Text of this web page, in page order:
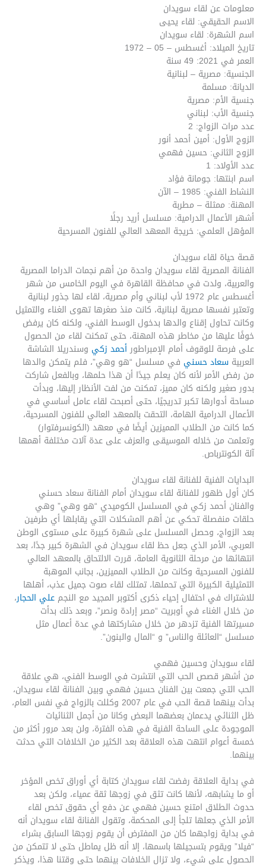
معلومات عن لقاء سويدان
الاسم الحقيقي: لقاء يحيى
اسم الشهرة: لقاء سويدان
تاريخ الميلاد: أغسطس – 05 – 1972
العمر في 2021: 49 سنة
الجنسية: مصرية – لبنانية
الديانة: مسلمة
جنسية الأم: مصرية
جنسية الأب: لبناني
عدد مرات الزواج: 2
الزوج الأول: أمين أحمد أنور
الزوج الثاني: حسين فهمي
عدد الأولاد: 1
اسم ابنتها: جومانة فؤاد
النشاط الفني: 1985 – الآن
المهنة: ممثلة – مطربة
أشهر الأعمال الدرامية: مسلسل أريد رجلًا
المؤهل العلمي: خريجة المعهد العالي للفنون المسرحية
قصة حياة لقاء سويدان
الفنانة المصرية لقاء سويدان واحدة من أهم نجمات الدراما المصرية
والعربية، ولدت في محافظة القاهرة في اليوم الخامس من شهر
أغسطس عام 1972 لأب لبناني وأم مصرية، لقاء لها جذور لبنانية
وتعتبر نفسها مصرية لبنانية، كانت منذ صغرها تهوى الغناء والتمثيل
وكانت تحاول إقناع والدها بدخول الوسط الفني، ولكنه كان يرفض
خوفًا عليها من مخاطر هذه المهنة، حتى تمكنت لقاء من الحصول
على فرصة للوقوف أمام الإمبراطور أحمد زكي وسندريلا الشاشة
العربية سعاد حسني في مسلسل “هو وهي”، فلم يتمكن والدها
من رفض الأمر لأنه كان يعلم جيدًا أن هذا حلمها، وبالفعل شاركت
بدور صغير ولكنه كان مميز، تمكنت من لفت الأنظار إليها، وبدأت
مساحة أدوارها تكبر تدريجيًا، حتى أصبحت لقاء عامل أساسي في
الأعمال الدرامية الهامة، التحقت بالمعهد العالي للفنون المسرحية،
كما كانت من الطلاب المميزين أيضًا في معهد (الكونسرفتوار)
وتعلمت من خلاله الموسيقى والعزف على عدة آلات مختلفة أهمها
آلة الكونترباص.
البدايات الفنية للفنانة لقاء سويدان
كان أول ظهور للفنانة لقاء سويدان أمام الفنانة سعاد حسني
والفنان أحمد زكي في المسلسل الكوميدي “هو وهي” وهي
حلقات منفصلة تحكي عن أهم المشكلات التي يقابلها أي طرفين
بعد الزواج، وحصل المسلسل على شهرة كبيرة على مستوى الوطن
العربي، الأمر الذي جعل حظ لقاء سويدان في الشهرة كبير جدًا، بعد
انتهائها من مرحلة الثانوية العامة، قررت الالتحاق بالمعهد العالي
للفنون المسرحية وكانت من الطلاب المميزين، بجانب الموهبة
التمثيلية الكبيرة التي تحملها، تمتلك لقاء صوت جميل عذب، أهلها
للاشتراك في احتفال إحياء ذكرى أكتوبر المجيد مع النجم علي الحجار،
من خلال الغناء في أوبريت “مصر إرادة ونصر”، وبعد ذلك بدأت
مسيرتها الفنية تزدهر من خلال مشاركتها في عدة أعمال مثل
مسلسل “العائلة والناس” و “المال والبنون”.
لقاء سويدان وحسين فهمي
من أشهر قصص الحب التي انتشرت في الوسط الفني، هي علاقة
الحب التي جمعت بين الفنان حسين فهمي وبين الفنانة لقاء سويدان،
بدأت بينهما قصة الحب في عام 2007 وكللت بالزواج في نفس العام،
ظل الثنائي يدعمان بعضهما البعض وكانا من أجمل الثنائيات
الموجودة على الساحة الفنية في هذه الفترة، ولن بعد مرور أكثر من
خمسة أعوام انتهت هذه العلاقة بعد الكثير من الخلافات التي حدثت
بينهما.
في بداية العلاقة رفضت لقاء سويدان كتابة أي أوراق تخص المؤخر
أو ما يشابهه، لأنها كانت تثق في زوجها ثقة عمياء، ولكن بعد
حدوث الطلاق امتنع حسين فهمي عن دفع أي حقوق تخص لقاء
الأمر الذي جعلها تلجأ إلى المحكمة، وتقول الفنانة لقاء سويدان أنه
في بداية زواجهما كان من المفترض أن يقوم زوجها السابق بشراء
“فيلا” ويقوم بتسجيلها باسمها، إلا أنه ظل يماطل حتى لا تتمكن من
الحصول على شيء، ولا تزال الخلافات بينهما حتى وقتنا هذا، ويذكر